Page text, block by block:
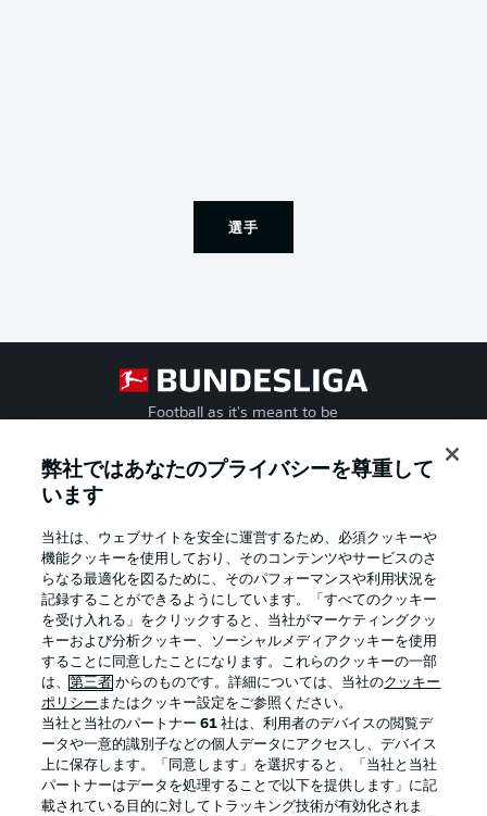
選手
Football as it's meant to be
Official Partners
弊社ではあなたのプライバシーを尊重して
います
当社は、ウェブサイトを安全に運営するため、必須クッキーや
機能クッキーを使用しており、そのコンテンツやサービスのさ
らなる最適化を図るために、そのパフォーマンスや利用状況を
記録することができるようにしています。「すべてのクッキー
を受け入れる」をクリックすると、当社がマーケティングクッ
キーおよび分析クッキー、ソーシャルメディアクッキーを使用
することに同意したことになります。これらのクッキーの一部
は、第三者 からのものです。詳細については、当社のクッキー
ポリシー またはクッキー設定をご参照ください。
当社と当社のパートナー61 社は、利用者のデバイスの閲覧デ
ータや一意的識別子などの個人データにアクセスし、デバイス
上に保存します。「同意します」を選択すると、「当社と当社
パートナーはデータを処理することで以下を提供します」に記
載されている目的に対してトラッキング技術が有効化されま